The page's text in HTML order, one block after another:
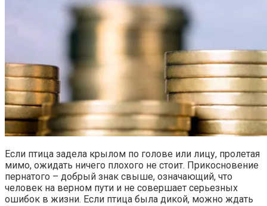
Если птица задела крылом по голове или лицу, пролетая
мимо, ожидать ничего плохого не стоит. Прикосновение
пернатого – добрый знак свыше, означающий, что
человек на верном пути и не совершает серьезных
ошибок в жизни. Если птица была дикой, можно ждать